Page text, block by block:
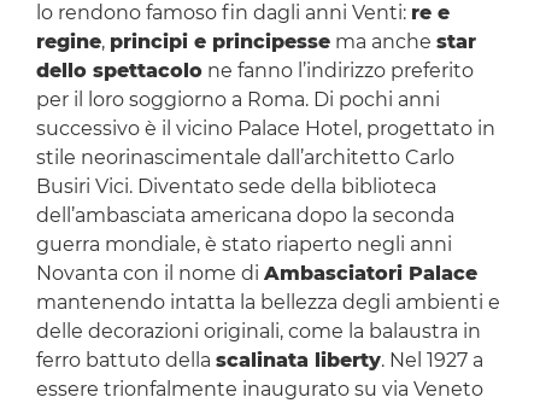
lo rendono famoso fin dagli anni Venti: re e
regine, principi e principessema anche star
dello spettacolone fanno l’indirizzo preferito
per il loro soggiorno a Roma. Di pochi anni
successivo è il vicino Palace Hotel, progettato in
stile neorinascimentale dall’architetto Carlo
Busiri Vici. Diventato sede della biblioteca
dell’ambasciata americana dopo la seconda
guerra mondiale, è stato riaperto negli anni
Novanta con il nome di Ambasciatori Palace
mantenendo intatta la bellezza degli ambienti e
delle decorazioni originali, come la balaustra in
ferro battuto della scalinata liberty. Nel 1927 a
essere trionfalmente inaugurato su via Veneto